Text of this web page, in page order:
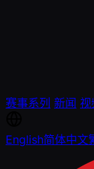
赛事系列 新闻 视
English简体中文